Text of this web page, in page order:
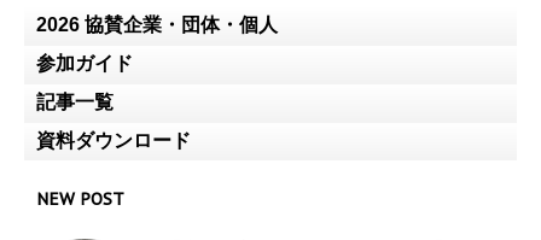
2026 協賛企業・団体・個人
参加ガイド
記事一覧
資料ダウンロード
NEW POST